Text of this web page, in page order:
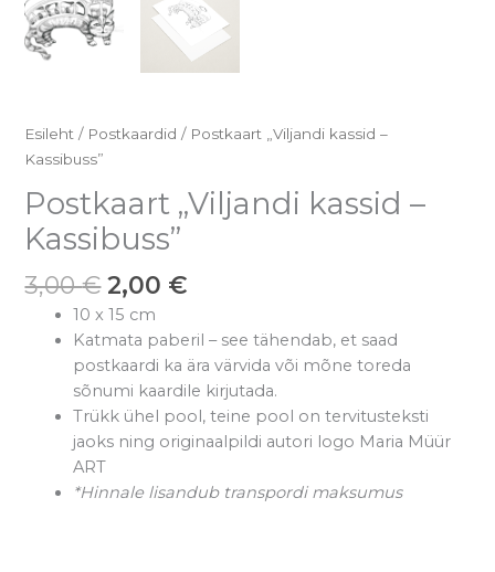
Esileht / Postkaardid / Postkaart „Viljandi kassid –
Kassibuss”
Postkaart „Viljandi kassid –
Kassibuss”
3,00€ 2,00 €
10 x 15 cm
Katmata paberil – see tähendab, et saad
postkaardi ka ära värvida või mõne toreda
sõnumi kaardile kirjutada.
Trükk ühel pool, teine pool on tervitusteksti
jaoks ning originaalpildi autori logo Maria Müür
ART
*Hinnale lisandub transpordi maksumus